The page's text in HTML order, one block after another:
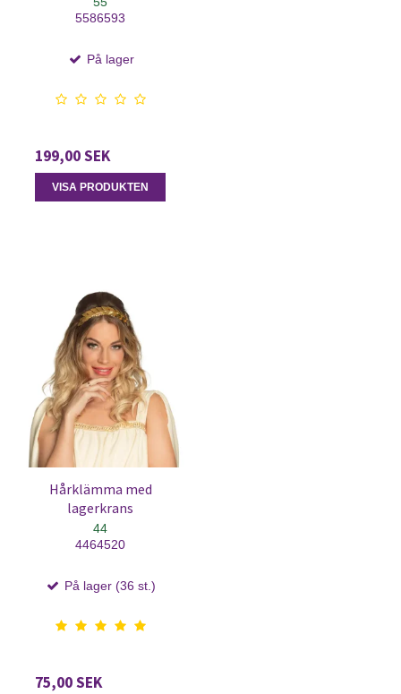
5586593
På lager
199,00 SEK
VISA PRODUKTEN
Hårklämma med
lagerkrans
44
4464520
På lager (36 st.)
75,00 SEK